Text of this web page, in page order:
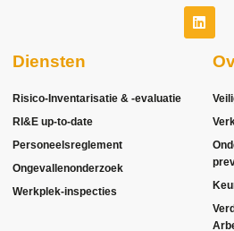
Diensten
Risico-Inventarisatie & -evaluatie
RI&E up-to-date
Personeelsreglement
Ongevallenonderzoek
Werkplek-inspecties